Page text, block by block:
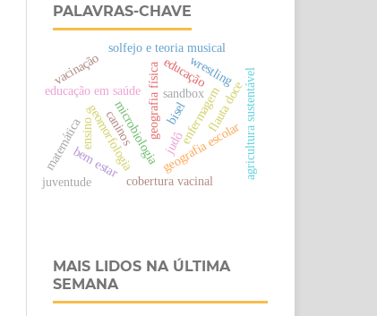
PALAVRAS-CHAVE
geografia física
geomorfologia geografia escolar
sandbox
cobertura vacinal
educação em saúde enfermagem
vacinação
microbiologia
ensino
bisel flauta doce
solfejo e teoria musical
matemática agricultura sustentável
bem estar
educação
judô
wrestling
caninos
juventude
MAIS LIDOS NA ÚLTIMA
SEMANA